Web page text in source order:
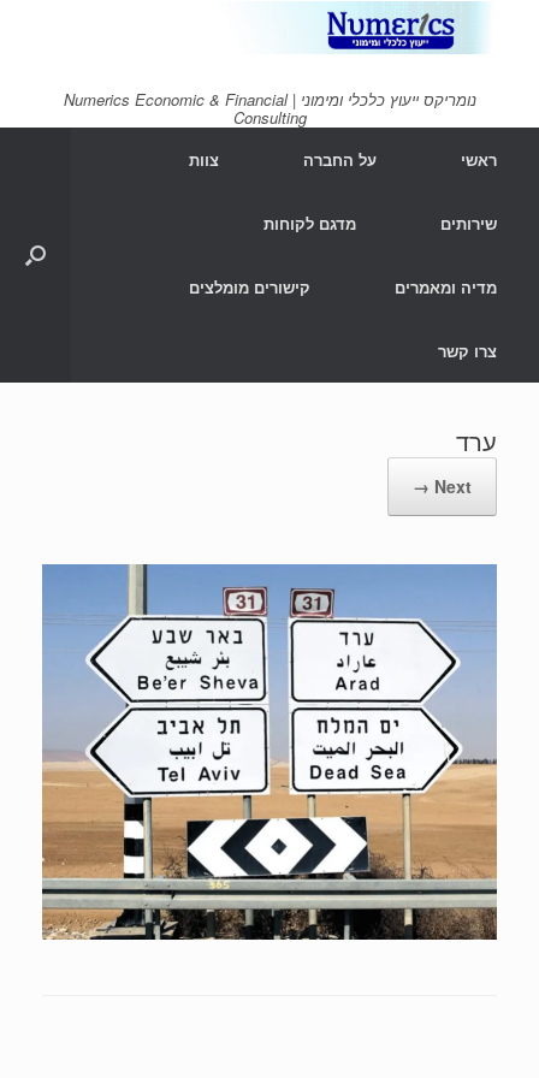
נומריקס ייעוץ כלכלי ומימוני | Numerics Economic & Financial
Consulting
ראשי
על החברה צוות
שירותים מדגם לקוחות
מדיה ומאמרים קישורים מומלצים
צרו קשר
ערד
Next →